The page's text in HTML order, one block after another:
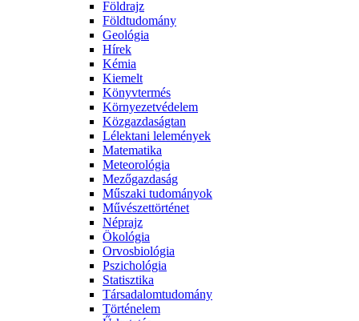
Földrajz
Földtudomány
Geológia
Hírek
Kémia
Kiemelt
Könyvtermés
Környezetvédelem
Közgazdaságtan
Lélektani lelemények
Matematika
Meteorológia
Mezőgazdaság
Műszaki tudományok
Művészettörténet
Néprajz
Ökológia
Orvosbiológia
Pszichológia
Statisztika
Társadalomtudomány
Történelem